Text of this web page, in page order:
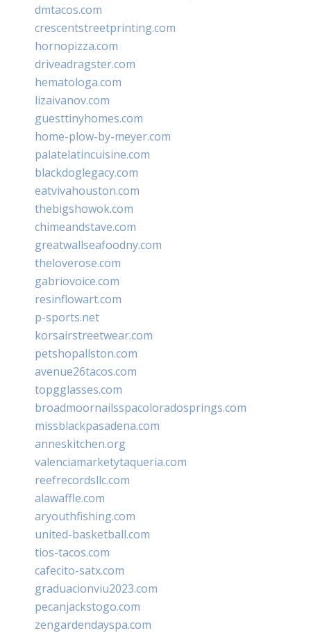
dmtacos.com
crescentstreetprinting.com
hornopizza.com
driveadragster.com
hematologa.com
lizaivanov.com
guesttinyhomes.com
home-plow-by-meyer.com
palatelatincuisine.com
blackdoglegacy.com
eatvivahouston.com
thebigshowok.com
chimeandstave.com
greatwallseafoodny.com
theloverose.com
gabriovoice.com
resinflowart.com
p-sports.net
korsairstreetwear.com
petshopallston.com
avenue26tacos.com
topgglasses.com
broadmoornailsspacoloradosprings.com
missblackpasadena.com
anneskitchen.org
valenciamarketytaqueria.com
reefrecordsllc.com
alawaffle.com
aryouthfishing.com
united-basketball.com
tios-tacos.com
cafecito-satx.com
graduacionviu2023.com
pecanjackstogo.com
zengardendayspa.com